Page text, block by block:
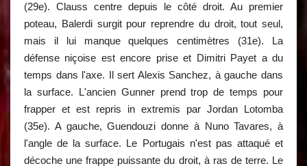
(29e). Clauss centre depuis le côté droit. Au premier
poteau, Balerdi surgit pour reprendre du droit, tout seul,
mais il lui manque quelques centimètres (31e). La
défense niçoise est encore prise et Dimitri Payet a du
temps dans l'axe. Il sert Alexis Sanchez, à gauche dans
la surface. L'ancien Gunner prend trop de temps pour
frapper et est repris in extremis par Jordan Lotomba
(35e). A gauche, Guendouzi donne à Nuno Tavares, à
l'angle de la surface. Le Portugais n'est pas attaqué et
décoche une frappe puissante du droit, à ras de terre. Le